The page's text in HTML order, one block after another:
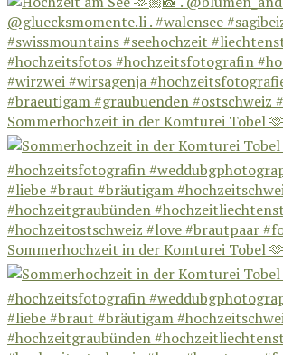
Sommerhochzeit in der Komturei Tobel
Sommerhochzeit in der Komturei Tobel